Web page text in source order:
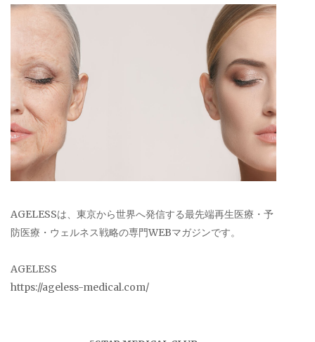
AGELESSは、東京から世界へ発信する最先端再生医療・予
防医療・ウェルネス戦略の専門WEBマガジンです。
AGELESS
https://ageless-medical.com/